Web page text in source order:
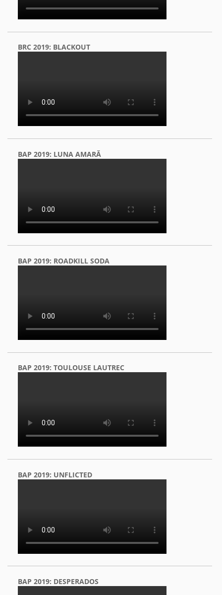
BRC 2019: BLACKOUT
BAP 2019: LUNA AMARĂ
BAP 2019: ROADKILL SODA
BAP 2019: TOULOUSE LAUTREC
BAP 2019: UNFLICTED
BAP 2019: DESPERADOS